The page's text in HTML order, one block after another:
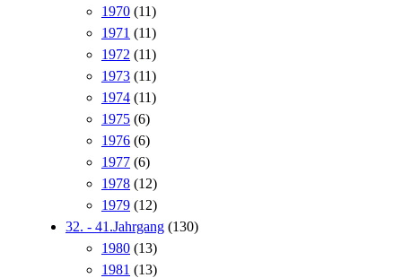
1970 (11)
1971 (11)
1972 (11)
1973 (11)
1974 (11)
1975 (6)
1976 (6)
1977 (6)
1978 (12)
1979 (12)
32. - 41.Jahrgang (130)
1980 (13)
1981 (13)